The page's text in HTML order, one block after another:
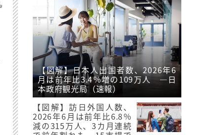
【図解】日本人出国者数、2026年6
月は前年比3.4％増の109万人 ―日
本政府観光局（速報）
【図解】訪日外国人数、
2026年6月は前年比6.8％
減の315万人、3カ月連続